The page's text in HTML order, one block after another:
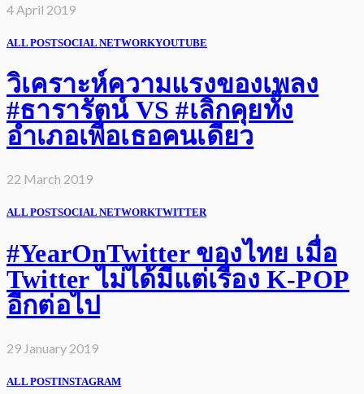
4 April 2019
ALL POSTSOCIAL NETWORKYOUTUBE
วิเคราะห์ความแรงของเพลง
#ธารารัตน์ VS #เลิกคุยทั้ง
อำเภอเพื่อเธอคนเดียว
22 March 2019
ALL POSTSOCIAL NETWORKTWITTER
#YearOnTwitter ของไทย เมื่อ
Twitter ไม่ได้มีแต่เรื่อง K-POP
อีกต่อไป
29 January 2019
ALL POSTINSTAGRAM